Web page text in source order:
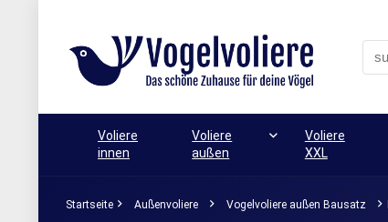
Voliere
innen
Voliere
außen
Voliere
XXL
Startseite Außenvoliere Vogelvoliere außen Bausatz